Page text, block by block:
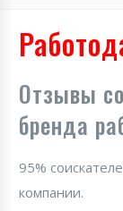
Отзывы
бренда
95%
компании.